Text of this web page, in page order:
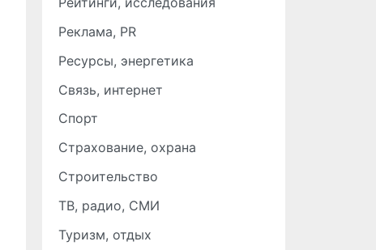
Реклама, PR
Ресурсы, энергетика
Связь, интернет
Спорт
Страхование, охрана
Строительство
ТВ, радио, СМИ
Туризм, отдых